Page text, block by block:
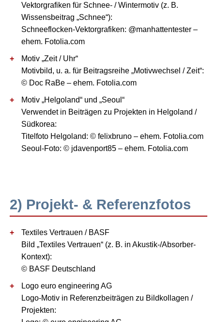
Vektorgrafiken für Schnee- / Wintermotiv (z. B.
Wissensbeitrag „Schnee“):
Schneeflocken-Vektorgrafiken: @manhattentester –
ehem. Fotolia.com
Motiv „Zeit / Uhr“
Motivbild, u. a. für Beitragsreihe „Motivwechsel / Zeit“:
© Doc RaBe – ehem. Fotolia.com
Motiv „Helgoland“ und „Seoul“
Verwendet in Beiträgen zu Projekten in Helgoland /
Südkorea:
Titelfoto Helgoland: © felixbruno – ehem. Fotolia.com
Seoul-Foto: © jdavenport85 – ehem. Fotolia.com
2) Projekt- & Referenzfotos
Textiles Vertrauen / BASF
Bild „Textiles Vertrauen“ (z. B. in Akustik-/Absorber-
Kontext):
© BASF Deutschland
Logo euro engineering AG
Logo-Motiv in Referenzbeiträgen zu Bildkollagen /
Projekten: